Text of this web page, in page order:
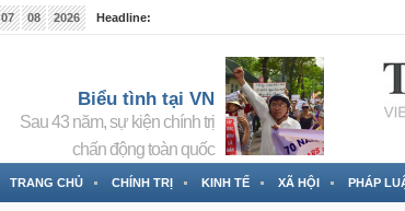
07 08 2026
Headline:
Biểu tình tại VN
Sau 43 năm, sự kiện chính trị
chấn động toàn quốc
TRANG CHỦ CHÍNH TRỊ KINH TẾ XÃ HỘI PHÁP